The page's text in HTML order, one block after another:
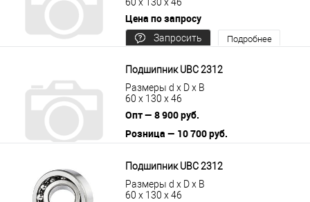
60 x 130 x 46
Цена по запросу
Запросить
Подробнее
Подшипник UBC 2312
Размеры d x D x B
60 x 130 x 46
Опт — 8 900 руб.
Розница — 10 700 руб.
Подшипник UBC 2312
Размеры d x D x B
60 x 130 x 46